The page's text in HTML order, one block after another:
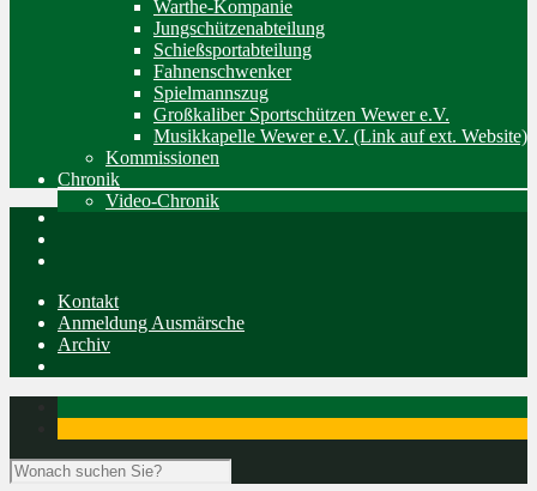
Warthe-Kompanie
Jungschützenabteilung
Schießsportabteilung
Fahnenschwenker
Spielmannszug
Großkaliber Sportschützen Wewer e.V.
Musikkapelle Wewer e.V. (Link auf ext. Website)
Kommissionen
Chronik
Video-Chronik
Kontakt
Anmeldung Ausmärsche
Archiv